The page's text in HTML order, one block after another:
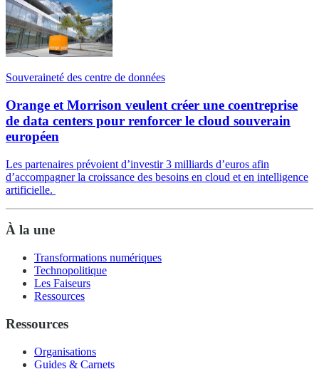
Souveraineté des centre de données
Orange et Morrison veulent créer une coentreprise
de data centers pour renforcer le cloud souverain
européen
Les partenaires prévoient d’investir 3 milliards d’euros afin
d’accompagner la croissance des besoins en cloud et en intelligence
artificielle.
À la une
Transformations numériques
Technopolitique
Les Faiseurs
Ressources
Ressources
Organisations
Guides & Carnets